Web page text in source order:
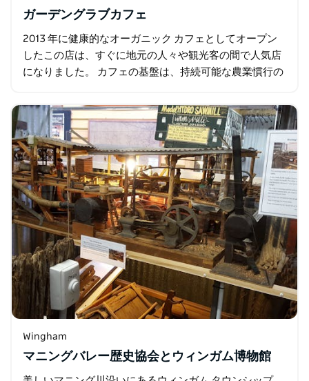
ガーデングラブカフェ
2013 年に健康的なオーガニック カフェとしてオープン
したこの店は、すぐに地元の人々や観光客の間で人気店
になりました。 カフェの基盤は、持続可能な農業慣行の
栽培することを構想しています。…
Wingham
マニングバレー歴史協会とウィンガム博物館